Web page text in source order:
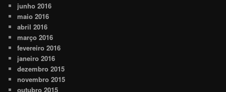
junho 2016
maio 2016
abril 2016
março 2016
fevereiro 2016
janeiro 2016
dezembro 2015
novembro 2015
outubro 2015